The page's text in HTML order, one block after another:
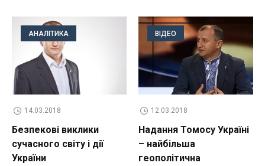
АНАЛІТИКА
14.03.2018
Безпекові виклики
сучасного світу і дії
України
ВІДЕО
12.03.2018
Надання Томосу Україні
– найбільша
геополітична